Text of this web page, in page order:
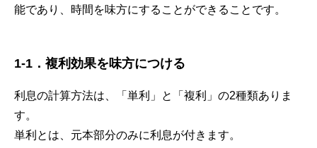
能であり、時間を味方にすることができることです。
1-1 ． 複利効果を味方につける
利息の計算方法は、「単利」と「複利」の2種類ありま
す。
単利とは、元本部分のみに利息が付きます。